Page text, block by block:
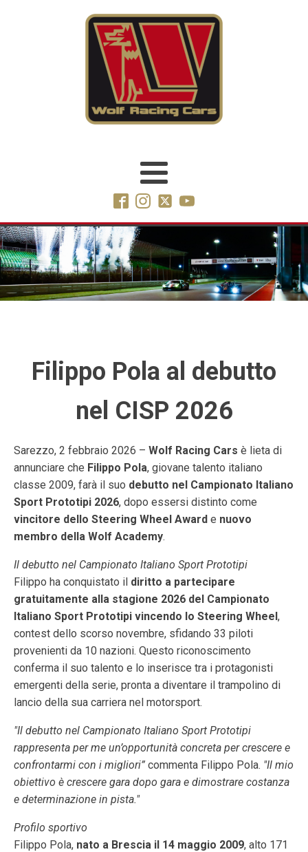
Filippo Pola al debutto
nel CISP 2026
Sarezzo, 2 febbraio 2026 – Wolf Racing Cars è lieta di
annunciare che Filippo Pola, giovane talento italiano
classe 2009, farà il suo debutto nel Campionato Italiano
Sport Prototipi 2026, dopo essersi distinto come
vincitore dello Steering Wheel Award e nuovo
membro della Wolf Academy.
Il debutto nel Campionato Italiano Sport Prototipi
Filippo ha conquistato il diritto a partecipare
gratuitamente alla stagione 2026 del Campionato
Italiano Sport Prototipi vincendo lo Steering Wheel,
contest dello scorso novembre, sfidando 33 piloti
provenienti da 10 nazioni. Questo riconoscimento
conferma il suo talento e lo inserisce tra i protagonisti
emergenti della serie, pronta a diventare il trampolino di
lancio della sua carriera nel motorsport.
"Il debutto nel Campionato Italiano Sport Prototipi
rappresenta per me un’opportunità concreta per crescere e
confrontarmi con i migliori” commenta Filippo Pola. "Il mio
obiettivo è crescere gara dopo gara e dimostrare costanza
e determinazione in pista."
Profilo sportivo
Filippo Pola, nato a Brescia il 14 maggio 2009, alto 171